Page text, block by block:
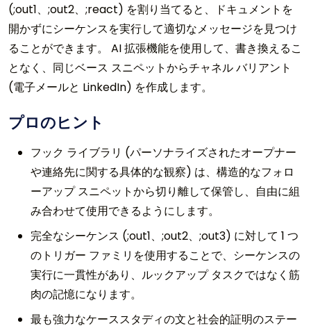
(;out1、;out2、;react) を割り当てると、ドキュメントを
開かずにシーケンスを実行して適切なメッセージを見つけ
ることができます。 AI 拡張機能を使用して、書き換えるこ
となく、同じベース スニペットからチャネル バリアント
(電子メールと LinkedIn) を作成します。
プロのヒント
フック ライブラリ (パーソナライズされたオープナー
や連絡先に関する具体的な観察) は、構造的なフォロ
ーアップ スニペットから切り離して保管し、自由に組
み合わせて使用​​できるようにします。
完全なシーケンス (;out1、;out2、;out3) に対して 1 つ
のトリガー ファミリを使用することで、シーケンスの
実行に一貫性があり、ルックアップ タスクではなく筋
肉の記憶になります。
最も強力なケーススタディの文と社会的証明のステー